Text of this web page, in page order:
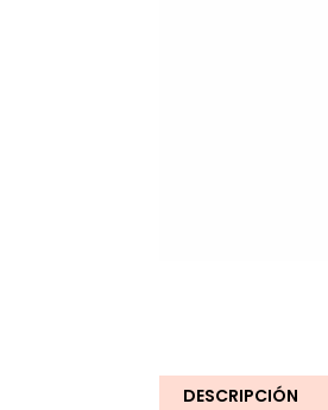
DESCRIPCIÓN